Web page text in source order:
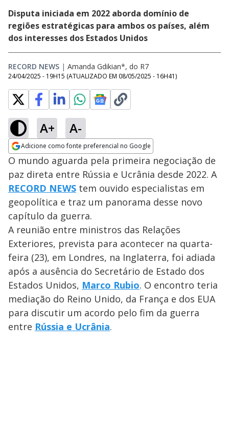
Disputa iniciada em 2022 aborda domínio de
regiões estratégicas para ambos os países, além
dos interesses dos Estados Unidos
RECORD NEWS | Amanda Gdikian*, do R7
24/04/2025 - 19H15 (ATUALIZADO EM 08/05/2025 - 16H41)
A+ A-
Adicione como fonte preferencial no Google
Opens in new window
O mundo aguarda pela primeira negociação de
paz direta entre Rússia e Ucrânia desde 2022. A
RECORD NEWS tem ouvido especialistas em
geopolítica e traz um panorama desse novo
capítulo da guerra.
A reunião entre ministros das Relações
Exteriores, prevista para acontecer na quarta-
feira (23), em Londres, na Inglaterra, foi adiada
após a ausência do Secretário de Estado dos
Estados Unidos, Marco Rubio. O encontro teria
mediação do Reino Unido, da França e dos EUA
para discutir um acordo pelo fim da guerra
entre Rússia e Ucrânia.